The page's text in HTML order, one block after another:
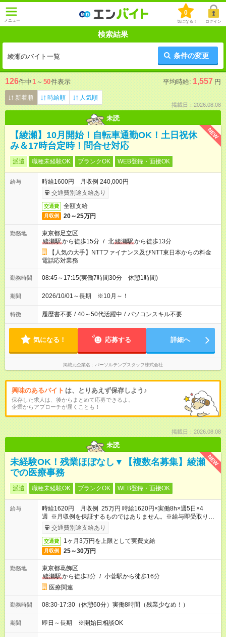
メニュー
0
気になる！ ログイン
検索結果
綾瀬のバイト一覧 条件の変更
126件中1 ～ 50件表示 平均時給: 1,557 円
新着順 時給順 人気順
掲載日：2026.08.08
未読
NEW
【綾瀬】10月開始！自転車通勤OK！土日祝休
み＆17時台定時！問合せ対応
派遣 職種未経験OK ブランクOK WEB登録・面接OK
給与
時給1600円 月収例 240,000円
交通費別途支給あり
交通費 全額支給
月収例 20～25万円
勤務地
東京都足立区
綾瀬駅から徒歩15分 / 北綾瀬駅から徒歩13分
【人気の大手】NTTファイナンス及びNTT東日本からの料金
電話応対業務
勤務時間 08:45～17:15(実働7時間30分 休憩1時間)
期間 2026/10/01～長期 ※10月～！
特徴 履歴書不要 / 40～50代活躍中 / パソコンスキル不要
気になる！ 応募する 詳細へ
掲載元企業名 パーソルテンプスタッフ株式会社
興味のあるバイト は、とりあえず保存しよう♪
保存した求人は、後からまとめて応募できるよ。
企業からアプローチが届くことも！
掲載日：2026.08.08
未読
NEW
未経験OK！残業ほぼなし▼【複数名募集】綾瀬
での医療事務
派遣 職種未経験OK ブランクOK WEB登録・面接OK
給与
時給1620円 月収例 25万円 時給1620円×実働8h×週5日×4
週 ※月収例を保証するものではありません。※給与即受取りサ
ービス利用可（利用条件有）
交通費別途支給あり
交通費 1ヶ月3万円を上限として実費支給
月収例 25～30万円
勤務地
東京都葛飾区
綾瀬駅から徒歩3分 / 小菅駅から徒歩16分
医療関連
勤務時間 08:30-17:30（休憩60分）実働8時間（残業少なめ！）
期間 即日～長期 ※開始日相談OK